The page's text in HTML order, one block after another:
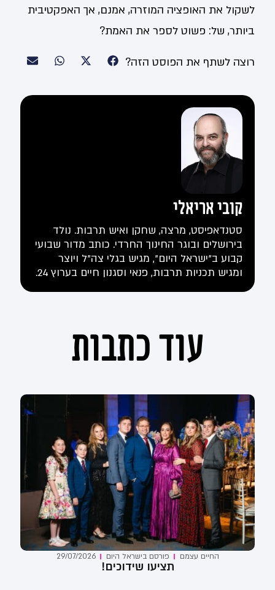
לשקול את האופציה המוזרה, אמנם, אך האפקטיבית
ביותר, של: פשוט לספר את האמת?
רוצה לשתף את הפוסט הזה?
קובי אריאלי
סטנדאפיסט, מרצה, שחקן ואיש תרבות. נולד
בירושלים ובוגר החינוך החרדי. כותב מדור שבועי
קבוע ב"ישראל היום", מגיש בגלי צה"ל ויוצר
ומגיש תכניות תרבות, פנאי וסגנון חיים בערוץ 24.
עוד כתבות
החיים עצמם פורסם בישראל היום 29/07/2026
תציעו שידוכים!